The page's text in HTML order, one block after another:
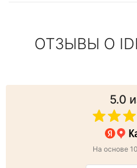
ОТЗЫВЫ О
5.0
На основе